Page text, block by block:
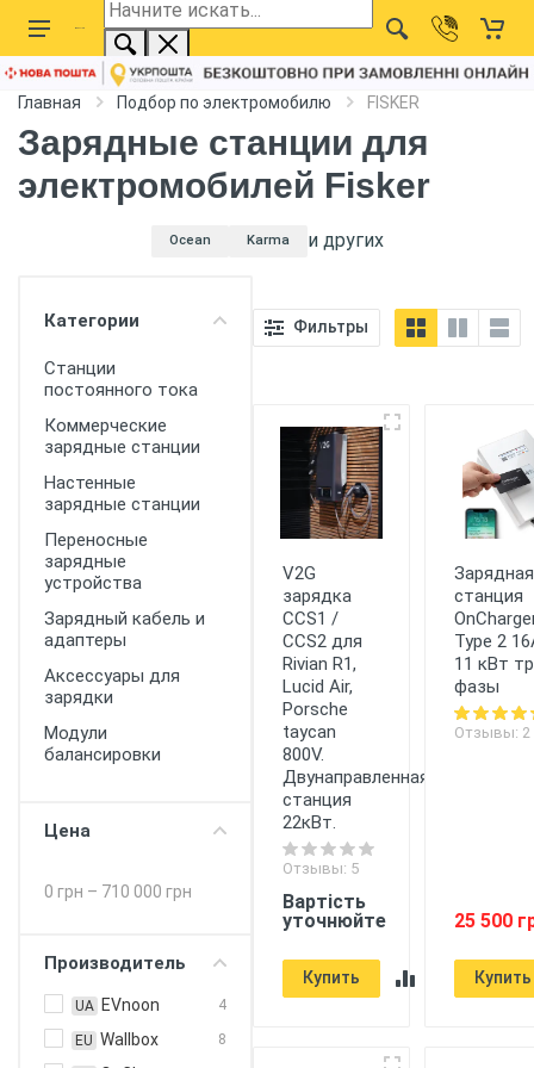
Главная Подбор по электромобилю FISKER
Зарядные станции для
электромобилей Fisker
Ocean Karma
и других
Категории
Станции
постоянного тока
Коммерческие
зарядные станции
Настенные
зарядные станции
Переносные
зарядные
устройства
Зарядный кабель и
адаптеры
Аксессуары для
зарядки
Модули
балансировки
Цена
0 грн – 710 000 грн
Производитель
UA EVnoon 4
EU Wallbox 8
Фильтры
V2G
зарядка
CCS1 /
CCS2 для
Rivian R1,
Lucid Air,
Porsche
taycan
800V.
Двунаправленная
станция
22кВт.
Отзывы: 5
Вартість
уточнюйте
Купить
Зарядная
станция
Type 2
11 кВт
фазы
Отзывы: 2
25 500
Купить